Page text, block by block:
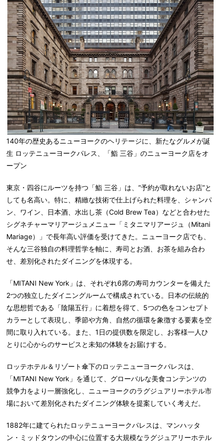
140年の歴史あるニューヨークのヘリテージに、新たなグルメが誕
生 ロッテニューヨークパレス、「鮨 三谷」のニューヨーク店をオ
ープン
東京・四谷にルーツを持つ「鮨 三谷 」は、”予約が取れないお店”と
しても名高い。特に、精緻な技術で仕上げられた料理を、シャンパ
ン、ワイン、日本酒、水出し茶（Cold Brew Tea）などと合わせた
シグネチャーマリアージュメニュー「 ミタニマリアージュ（Mitani
Mariage）
」で長年高い評価を受けてきた。ニューヨーク店でも、
そんな三谷独自の料理哲学を軸に、寿司とお酒、お茶を組み合わ
せ、差別化されたダイニングを体現する。
「MITANI New York 」は、それぞれ6席の寿司カウンターを備えた
2つの独立したダイニングルームで構成されている。日本の伝統的
な思想哲である「陰陽五行」に着想を得て、5つの色をコンセプト
カラーとして表現し、季節や方角、自然の循環を象徴する要素を空
間に取り入れている。また、1日の提供数を限定し、お客様一人ひ
とりに心からのサービス と未知の体験をお届けする。
ロッテホテル＆リゾート傘下のロッテニューヨークパレスは、
「MITANI New York」を通じて、 グローバルな美食コンテンツの
競争力をより一層強化し、ニューヨークのラグジュアリーホテル市
場において差別化されたダイニング体験を提案 していく考えだ。
1882年に建てられたロッテニューヨークパレスは、マンハッタ
ン・ミッドタウンの中心に位置する大規模なラグジュアリーホテル